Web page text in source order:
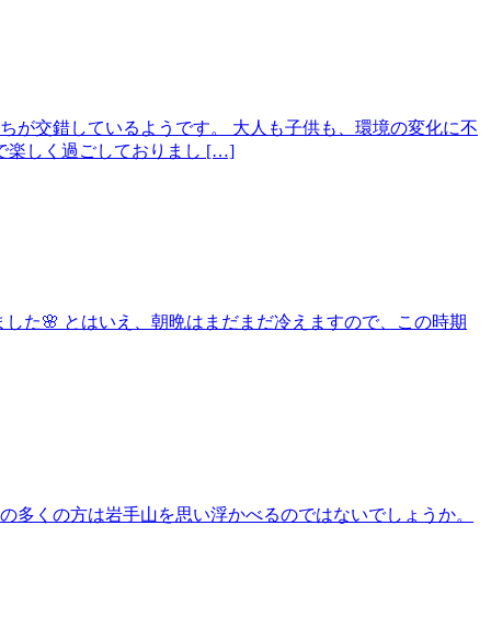
が交錯しているようです。 大人も子供も、環境の変化に不
楽しく過ごしておりまし […]
た🌸 とはいえ、朝晩はまだまだ冷えますので、この時期
くの方は岩手山を思い浮かべるのではないでしょうか。